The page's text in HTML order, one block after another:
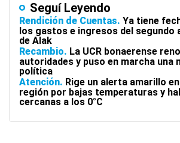
Seguí Leyendo
Rendición de Cuentas Ya tiene
los gastos e ingresos del segundo
de Alak
Recambio
La UCR bonaerense
autoridades y puso en marcha una
política
Atención
Rige un alerta amarillo
región por bajas temperaturas y
cercanas a los 0°C